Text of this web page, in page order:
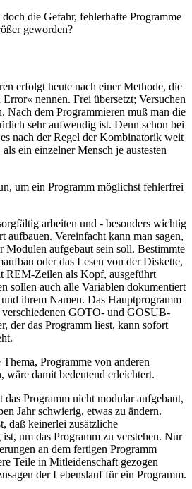
die Gefahr, fehlerhafte Programme
geworden?
erfolgt heute nach einer Methode, die
nennen. Frei übersetzt; Versuchen
Nach dem Programmieren muß man die
sehr aufwendig ist. Denn schon bei
nach der Regel der Kombinatorik weit
ein einzelner Mensch je austesten
um ein Programm möglichst fehlerfrei
arbeiten und - besonders wichtig
aufbauen. Vereinfacht kann man sagen,
Modulen aufgebaut sein soll. Bestimmte
oder das Lesen von der Diskette,
REM-Zeilen als Kopf, ausgeführt
sollen auch alle Variablen dokumentiert
ihrem Namen. Das Hauptprogramm
verschiedenen GOTO- und GOSUB-
der das Programm liest, kann sofort
Programme von anderen
wäre damit bedeutend erleichtert.
das Programm nicht modular aufgebaut,
Jahr schwierig, etwas zu ändern.
daß keinerlei zusätzliche
um das Programm zu verstehen. Nur
an dem fertigen Programm
Teile in Mitleidenschaft gezogen
der Lebenslauf für ein Programm.